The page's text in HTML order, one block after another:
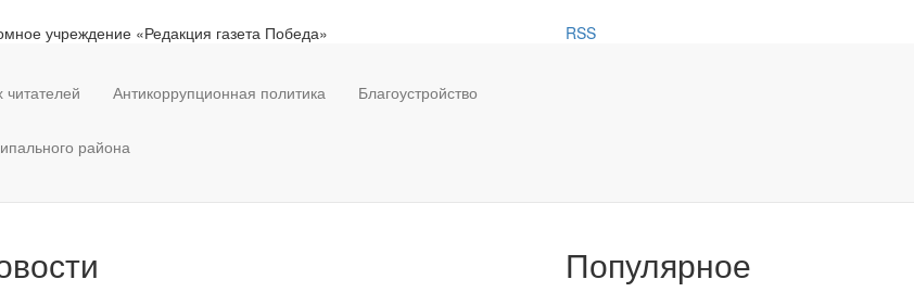
учреждение «Редакция газета Победа»
RSS
Антикоррупционная политика Благоустройство
района
Популярное